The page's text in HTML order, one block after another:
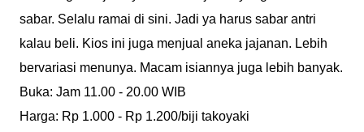
sabar. Selalu ramai di sini. Jadi ya harus sabar antri
kalau beli. Kios ini juga menjual aneka jajanan. Lebih
bervariasi menunya. Macam isiannya juga lebih banyak.
Buka: Jam 11.00 - 20.00 WIB
Harga: Rp 1.000 - Rp 1.200/biji takoyaki